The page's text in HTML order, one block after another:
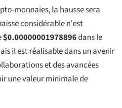
monnaies, la hausse sera
considérable n'est
$0.00000001978896dans le
il est réalisable dans un avenir
et des avancées
une valeur minimale de